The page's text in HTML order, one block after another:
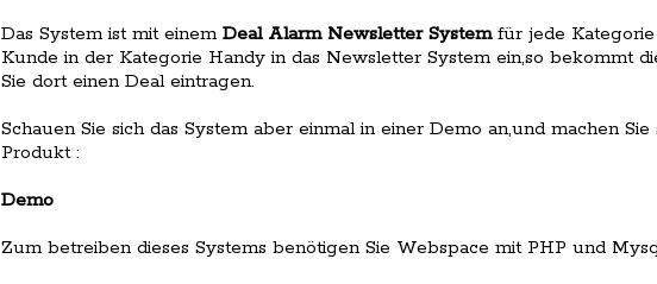
Das System ist mit einem Deal Alarm Newsletter Systemfür jede Kategorie
Kunde in der Kategorie Handy in das Newsletter System ein,so bekommt
Sie dort einen Deal eintragen.
Schauen Sie sich das System aber einmal in einer Demo an,und machen
Produkt :
Demo
Zum betreiben dieses Systems benötigen Sie Webspace mit PHP und